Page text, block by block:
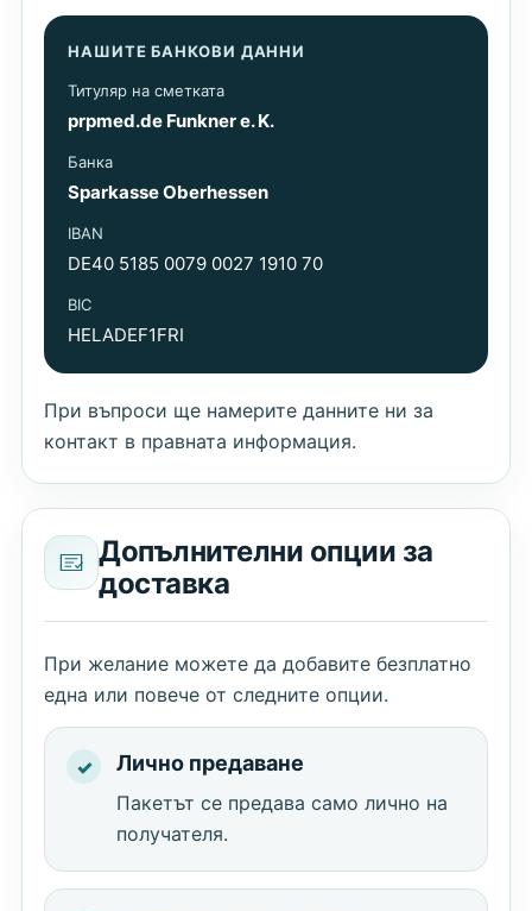
НАШИТЕ БАНКОВИ ДАННИ
Титуляр на сметката
prpmed.de Funkner e. K.
Банка
Sparkasse Oberhessen
IBAN
DE40 5185 0079 0027 1910 70
BIC
HELADEF1FRI
При въпроси ще намерите данните ни за
контакт в правната информация.
Допълнителни опции за
доставка
При желание можете да добавите безплатно
една или повече от следните опции.
Лично предаване
Пакетът се предава само лично на
получателя.